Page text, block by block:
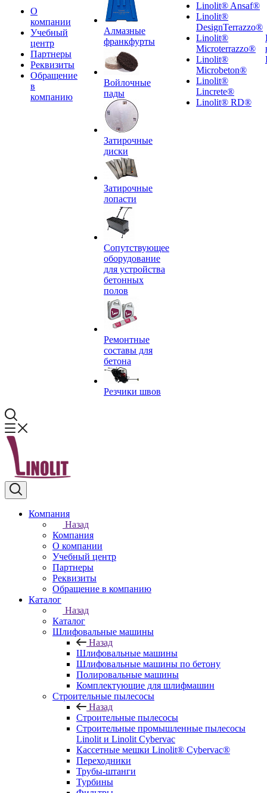
О
компании
Учебный
центр
Партнеры
Реквизиты
Обращение
в
компанию
Алмазные
франкфурты
Войлочные
пады
Затирочные
диски
Затирочные
лопасти
Сопутствующее
оборудование
для устройства
бетонных
полов
Ремонтные
составы для
бетона
Резчики швов
Linolit® Ansaf®
Linolit®
DesignTerrazzo®
Linolit®
Microterrazzo®
Linolit®
Microbeton®
Linolit®
Lincrete®
Linolit® RD®
Компания
Назад
Компания
О компании
Учебный центр
Партнеры
Реквизиты
Обращение в компанию
Каталог
Назад
Каталог
Шлифовальные машины
Назад
Шлифовальные машины
Шлифовальные машины по бетону
Полировальные машины
Комплектующие для шлифмашин
Строительные пылесосы
Назад
Строительные пылесосы
Строительные промышленные пылесосы
Linolit и Linolit Cybervac
Кассетные мешки Linolit® Cybervac®
Переходники
Трубы-штанги
Турбины